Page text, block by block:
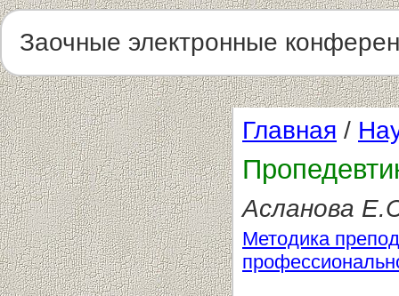
Заочные электронные
Главная /
Асланова
Методика